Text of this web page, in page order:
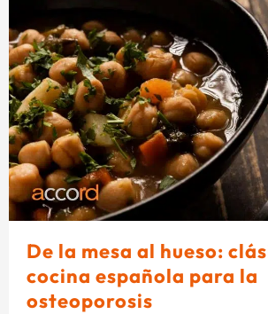
De la mesa al hueso:
cocina española para la
osteoporosis